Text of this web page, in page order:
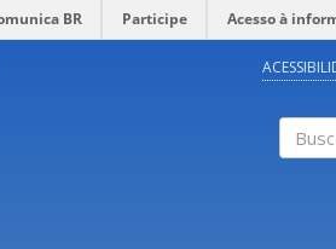
BR Participe Acesso à